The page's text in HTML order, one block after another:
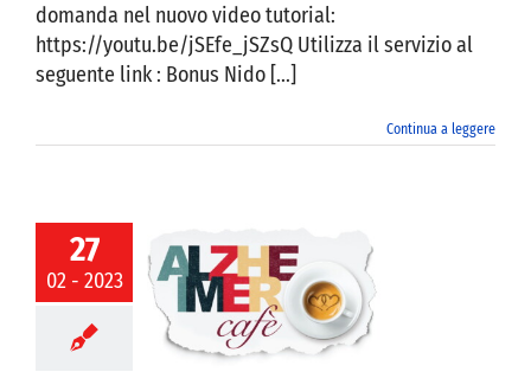
domanda nel nuovo video tutorial:
https://youtu.be/jSEfe_jSZsQ Utilizza il servizio al
seguente link : Bonus Nido [...]
Continua a leggere
27
02 - 2023
CAFE’